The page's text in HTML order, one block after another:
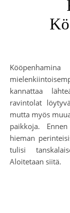
Kööpenhamina on täynnä toinen toistaan
kannattaa
ravintolat
mutta myös
paikkoja.
hieman
tulisi
Aloitetaan siitä.